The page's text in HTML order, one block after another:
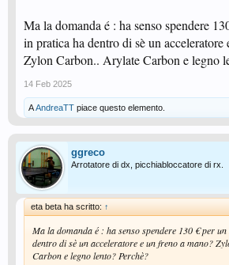
Ma la domanda é : ha senso spendere
in pratica ha dentro di sè un acceleratore
Zylon Carbon.. Arylate Carbon e legno
14 Feb 2025
AAndreaTT piace questo elemento.
ggreco
Arrotatore di dx, picchiabloccatore di rx.
eta beta ha scritto: ↑
Ma la domanda é : ha senso spendere 130 € per
dentro di sè un acceleratore e un freno a mano?
Carbon e legno lento? Perchè?